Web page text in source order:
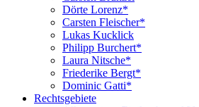
Dörte Lorenz*
Carsten Fleischer*
Lukas Kucklick
Philipp Burchert*
Laura Nitsche*
Friederike Bergt*
Dominic Gatti*
Rechtsgebiete